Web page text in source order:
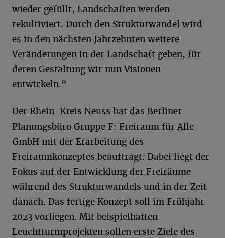
wieder gefüllt, Landschaften werden
rekultiviert. Durch den Strukturwandel wird
es in den nächsten Jahrzehnten weitere
Veränderungen in der Landschaft geben, für
deren Gestaltung wir nun Visionen
entwickeln.“
Der Rhein-Kreis Neuss hat das Berliner
Planungsbüro Gruppe F: Freiraum für Alle
GmbH mit der Erarbeitung des
Freiraumkonzeptes beauftragt. Dabei liegt der
Fokus auf der Entwicklung der Freiräume
während des Strukturwandels und in der Zeit
danach. Das fertige Konzept soll im Frühjahr
2023 vorliegen. Mit beispielhaften
Leuchtturmprojekten sollen erste Ziele des